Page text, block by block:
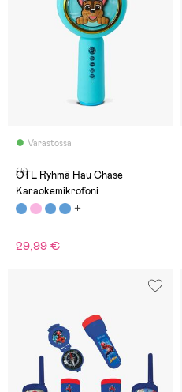
Varastossa
(4)
OTL Ryhmä Hau Chase
Karaokemikrofoni
29,99 €